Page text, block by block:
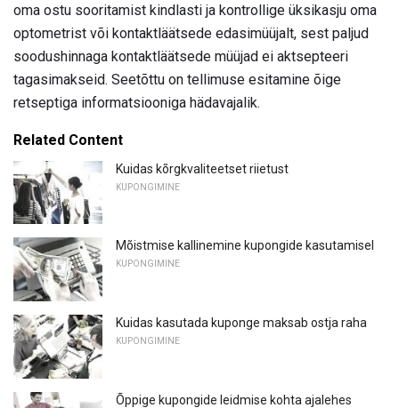
oma ostu sooritamist kindlasti ja kontrollige üksikasju oma
optometrist või kontaktläätsede edasimüüjalt, sest paljud
soodushinnaga kontaktläätsede müüjad ei aktsepteeri
tagasimakseid. Seetõttu on tellimuse esitamine õige
retseptiga informatsiooniga hädavajalik.
Related Content
Kuidas kõrgkvaliteetset riietust
KUPONGIMINE
Mõistmise kallinemine kupongide kasutamisel
KUPONGIMINE
Kuidas kasutada kuponge maksab ostja raha
KUPONGIMINE
Õppige kupongide leidmise kohta ajalehes